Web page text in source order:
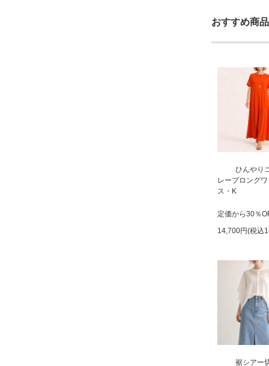
おすすめ商品
ひんやり
レープロング
ス・K
定価から30％
14,700円(税込
裾シアー